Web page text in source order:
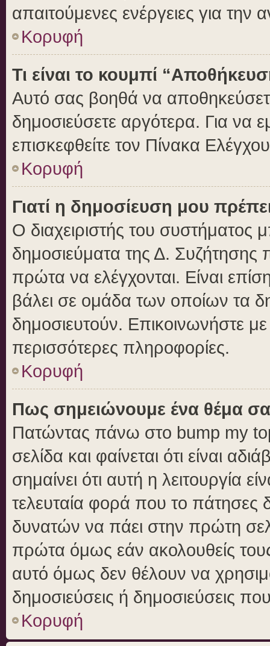
απαιτούμενες ενέργειες για την
Κορυφή
Τι είναι το κουμπί
Αυτό σας βοηθά να
δημοσιεύσετε αργότερα. Για να
επισκεφθείτε τον Πίνακα
Κορυφή
Γιατί η δημοσίευση μου
Ο διαχειριστής του συστήματος
δημοσιεύματα της Δ. Συζήτησης
πρώτα να ελέγχονται. Είναι
βάλει σε ομάδα των οποίων τα
δημοσιευτούν. Επικοινωνήστε
περισσότερες πληροφορίες.
Κορυφή
Πως σημειώνουμε ένα θέμα
Πατώντας πάνω στο bump my
σελίδα και φαίνεται ότι είναι
σημαίνει ότι αυτή η λειτουργία
τελευταία φορά που το πάτησες
δυνατών να πάει στην πρώτη
πρώτα όμως εάν ακολουθείς
αυτό όμως δεν θέλουν να
δημοσιεύσεις ή δημοσιεύσεις
Κορυφή